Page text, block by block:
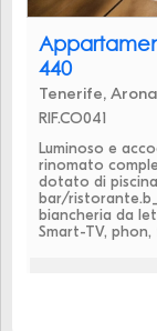
440
Tenerife,
RIF.CO041
Luminoso e
rinomato
dotato di
bar/
biancheria da
Smart-TV,